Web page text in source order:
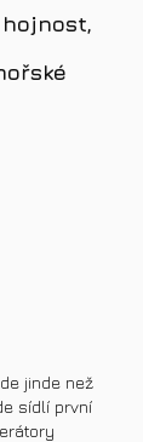
jinde než
sídlí první